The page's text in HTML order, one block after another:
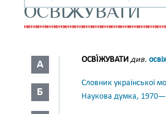
ОСВІЖУВАТИ
А
Б
ОСВІ́ЖУВАТИ див.
Словник української
Наукова думка,